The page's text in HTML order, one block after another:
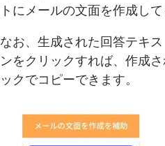
トにメールの文面を作成して
なお、生成された回答テキ
ンをクリックすれば、作成
ックでコピーできます。